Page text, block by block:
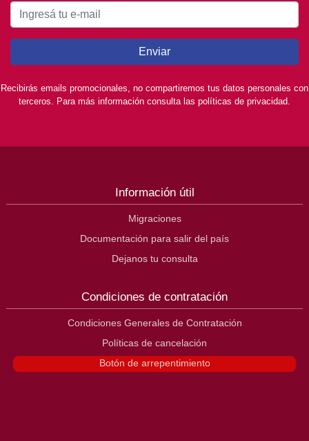
Enviar
Recibirás emails promocionales, no compartiremos tus datos personales con
terceros. Para más información consulta las políticas de privacidad.
Información útil
Migraciones
Documentación para salir del país
Dejanos tu consulta
Condiciones de contratación
Condiciones Generales de Contratación
Políticas de cancelación
Botón de arrepentimiento